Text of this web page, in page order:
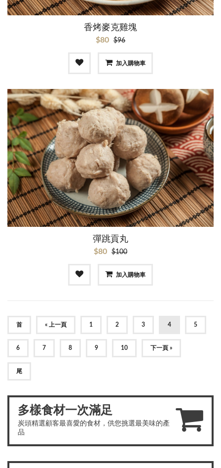
香烤麥克雞塊
$80 $96
加入購物車
彈跳貢丸
$80 $100
加入購物車
首 « 上一頁 1 2 3 4 5
6 7 8 9 10 下一頁 »
尾
多樣食材一次滿足
炭頭精選顧客最喜愛的食材，供您挑選最美味的產
品